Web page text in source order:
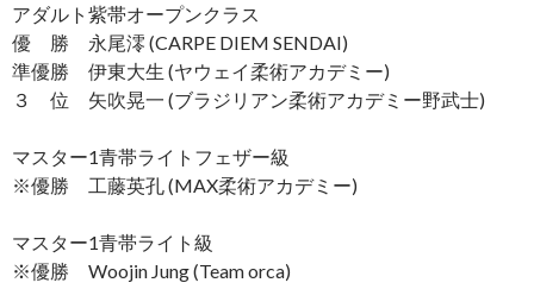
アダルト紫帯オープンクラス
優 勝 永尾澪 (CARPE DIEM SENDAI)
準優勝 伊東大生 (ヤウェイ柔術アカデミー)
３ 位 矢吹晃一 (ブラジリアン柔術アカデミー野武士)
マスター1青帯ライトフェザー級
※優勝 工藤英孔 (MAX柔術アカデミー)
マスター1青帯ライト級
※優勝 Woojin Jung (Team orca)